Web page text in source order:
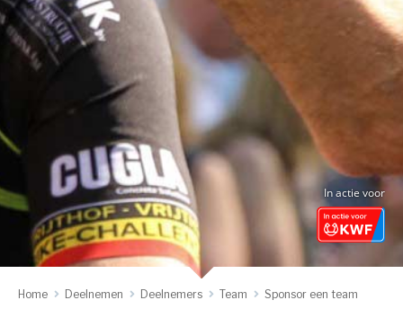
In actie voor
Home Deelnemen Deelnemers Team Sponsor een team